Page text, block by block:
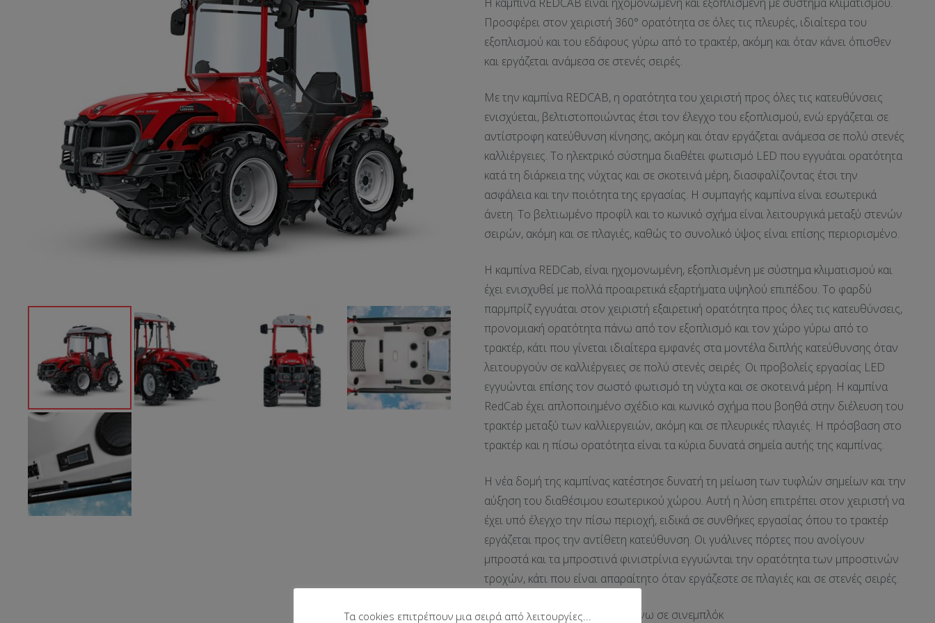
Προσφέρει στον χειριστή 360° ορατότητα σε όλες τις πλευρές, ιδιαίτερα του
εξοπλισμού και του εδάφους γύρω από το τρακτέρ, ακόμη και όταν κάνει όπισθεν
και εργάζεται ανάμεσα σε στενές σειρές.
Με την καμπίνα REDCAB, η ορατότητα του χειριστή προς όλες τις κατευθύνσεις
ενισχύεται, βελτιστοποιώντας έτσι τον έλεγχο του εξοπλισμού, ενώ εργάζεται σε
αντίστροφη κατεύθυνση κίνησης, ακόμη και όταν εργάζεται ανάμεσα σε πολύ στενές
καλλιέργειες. Το ηλεκτρικό σύστημα διαθέτει φωτισμό LED που εγγυάται ορατότητα
κατά τη διάρκεια της νύχτας και σε σκοτεινά μέρη, διασφαλίζοντας έτσι την
ασφάλεια και την ποιότητα της εργασίας. Η συμπαγής καμπίνα είναι εσωτερικά
άνετη. Το βελτιωμένο προφίλ και το κωνικό σχήμα είναι λειτουργικά μεταξύ στενών
σειρών, ακόμη και σε πλαγιές, καθώς το συνολικό ύψος είναι επίσης περιορισμένο.
Η καμπίνα REDCab, είναι ηχομονωμένη, εξοπλισμένη με σύστημα κλιματισμού και
έχει ενισχυθεί με πολλά προαιρετικά εξαρτήματα υψηλού επιπέδου. Το φαρδύ
παρμπρίζ εγγυάται στον χειριστή εξαιρετική ορατότητα προς όλες τις κατευθύνσεις,
προνομιακή ορατότητα πάνω από τον εξοπλισμό και τον χώρο γύρω από το
τρακτέρ, κάτι που γίνεται ιδιαίτερα εμφανές στα μοντέλα διπλής κατεύθυνσης όταν
λειτουργούν σε καλλιέργειες σε πολύ στενές σειρές. Οι προβολείς εργασίας LED
εγγυώνται επίσης τον σωστό φωτισμό τη νύχτα και σε σκοτεινά μέρη. Η καμπίνα
RedCab έχει απλοποιημένο σχέδιο και κωνικό σχήμα που βοηθά στην διέλευση του
τρακτέρ μεταξύ των καλλιεργειών, ακόμη και σε πλευρικές πλαγιές. Η πρόσβαση στο
τρακτέρ και η πίσω ορατότητα είναι τα κύρια δυνατά σημεία αυτής της καμπίνας.
Η νέα δομή της καμπίνας κατέστησε δυνατή τη μείωση των τυφλών σημείων και την
αύξηση του διαθέσιμου εσωτερικού χώρου. Αυτή η λύση επιτρέπει στον χειριστή να
έχει υπό έλεγχο την πίσω περιοχή, ειδικά σε συνθήκες εργασίας όπου το τρακτέρ
εργάζεται προς την αντίθετη κατεύθυνση. Οι γυάλινες πόρτες που ανοίγουν
μπροστά και τα μπροστινά φινιστρίνια εγγυώνται την ορατότητα των μπροστινών
τροχών, κάτι που είναι απαραίτητο όταν εργάζεστε σε πλαγιές και σε στενές σειρές.
Πλατφόρμα τοποθετημένη επάνω σε σινεμπλόκ
Τα cookies επιτρέπουν μια σειρά από λειτουργίες...